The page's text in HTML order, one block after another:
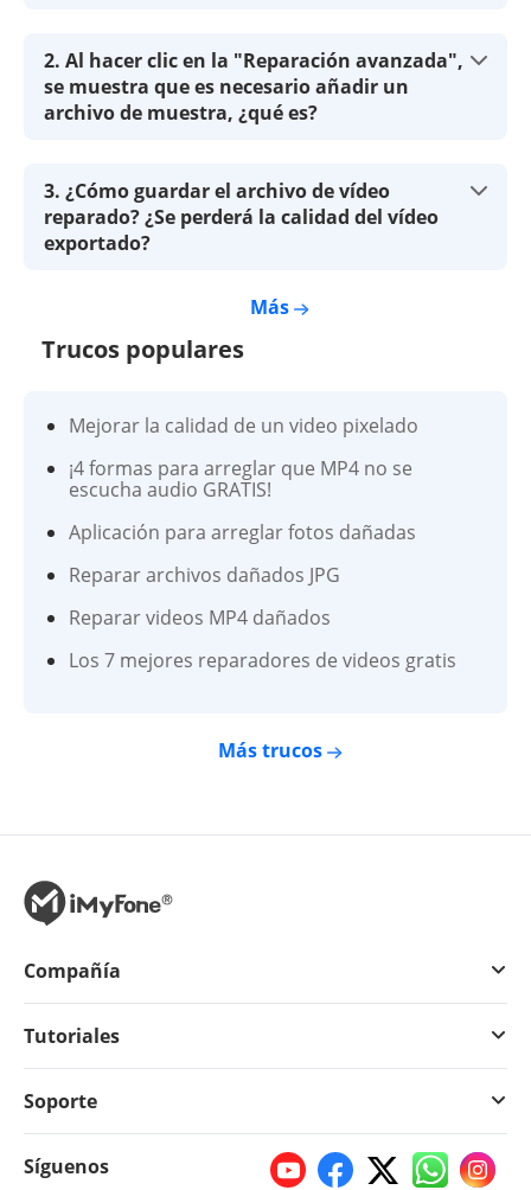
2. Al hacer clic en la "Reparación avanzada",
se muestra que es necesario añadir un
archivo de muestra, ¿qué es?
3. ¿Cómo guardar el archivo de vídeo
reparado? ¿Se perderá la calidad del vídeo
exportado?
Más
Trucos populares
Mejorar la calidad de un video pixelado
¡4 formas para arreglar que MP4 no se
escucha audio GRATIS!
Aplicación para arreglar fotos dañadas
Reparar archivos dañados JPG
Reparar videos MP4 dañados
Los 7 mejores reparadores de videos gratis
Más trucos
Compañía
Tutoriales
Soporte
Síguenos